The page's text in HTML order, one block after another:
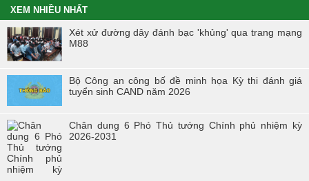
XEM NHIỀU NHẤT
Xét xử đường dây đánh bạc 'khủng' qua trang mạng
M88
Bộ Công an công bố đề minh họa Kỳ thi đánh giá
tuyển sinh CAND năm 2026
Chân dung 6 Phó Thủ tướng Chính phủ nhiệm kỳ
2026-2031